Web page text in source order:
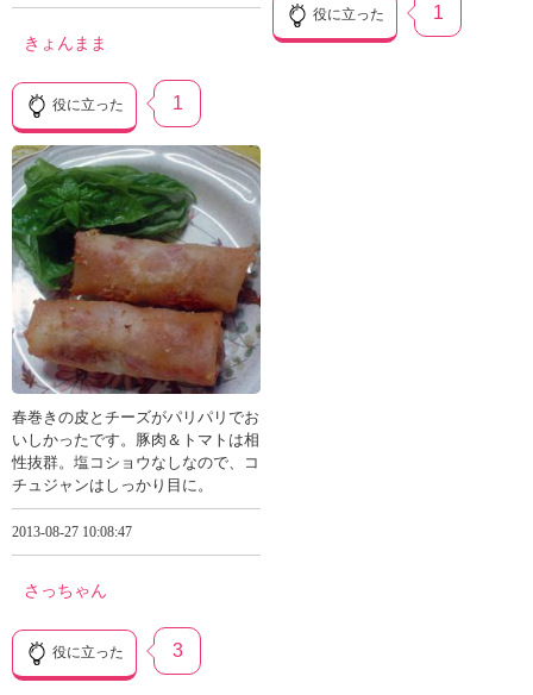
きょんまま
役に立った 1
役に立った 1
春巻きの皮とチーズがパリパリでお
いしかったです。豚肉＆トマトは相
性抜群。塩コショウなしなので、コ
チュジャンはしっかり目に。
2013-08-27 10:08:47
さっちゃん
役に立った 3